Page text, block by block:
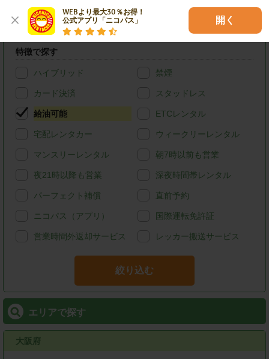
WEBより最大30％お得！
公式アプリ「ニコパス」
開く
(ハイエースバン・キャラバン等)
店舗オリジナル
特徴で探す
ハイブリッド 禁煙
カード決済 スタッドレス
給油可能 ETCレンタル
宅配レンタカー ウィークリーレンタル
マンスリーレンタル 朝7時以前も営業
夜21時以降も営業 深夜時間帯レンタル
パーフェクト補償 直前予約
ニコパス（アプリ） 国際運転免許証
営業時間外返却サービス レッカー搬送サービス
絞り込む
エリアで探す
大阪府